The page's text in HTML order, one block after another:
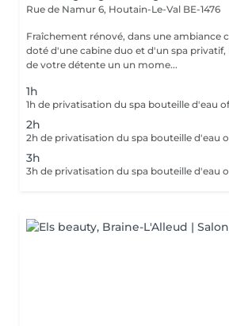
Rue de Namur 6, Houtain-Le-Val BE-1476
Fraîchement rénové, dans une ambiance
doté d'une cabine duo et d'un spa privatif,
de votre détente un un mome...
1h
2h
3h